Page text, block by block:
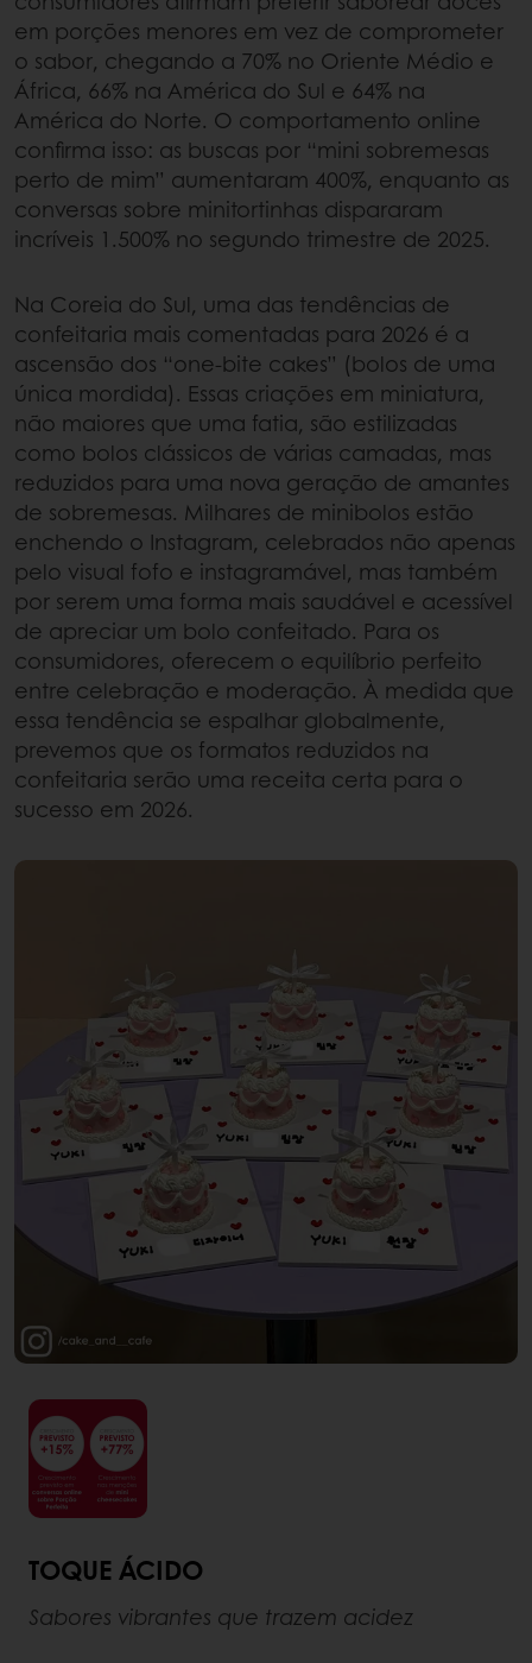
em porções menores em vez de comprometer
o sabor, chegando a 70% no Oriente Médio e
África, 66% na América do Sul e 64% na
América do Norte. O comportamento online
confirma isso: as buscas por “mini sobremesas
perto de mim” aumentaram 400%, enquanto as
conversas sobre minitortinhas dispararam
incríveis 1.500% no segundo trimestre de 2025.
Na Coreia do Sul, uma das tendências de
confeitaria mais comentadas para 2026 é a
ascensão dos “one-bite cakes” (bolos de uma
única mordida). Essas criações em miniatura,
não maiores que uma fatia, são estilizadas
como bolos clássicos de várias camadas, mas
reduzidos para uma nova geração de amantes
de sobremesas. Milhares de minibolos estão
enchendo o Instagram, celebrados não apenas
pelo visual fofo e instagramável, mas também
por serem uma forma mais saudável e acessível
de apreciar um bolo confeitado. Para os
consumidores, oferecem o equilíbrio perfeito
entre celebração e moderação. À medida que
essa tendência se espalhar globalmente,
prevemos que os formatos reduzidos na
confeitaria serão uma receita certa para o
sucesso em 2026.
TOQUE ÁCIDO
Sabores vibrantes que trazem acidez